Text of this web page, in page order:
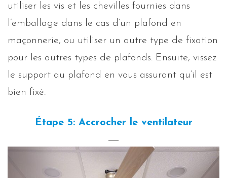
utiliser les vis et les chevilles fournies dans
l’emballage dans le cas d’un plafond en
maçonnerie, ou utiliser un autre type de fixation
pour les autres types de plafonds. Ensuite, vissez
le support au plafond en vous assurant qu’il est
bien fixé.
Étape 5: Accrocher le ventilateur